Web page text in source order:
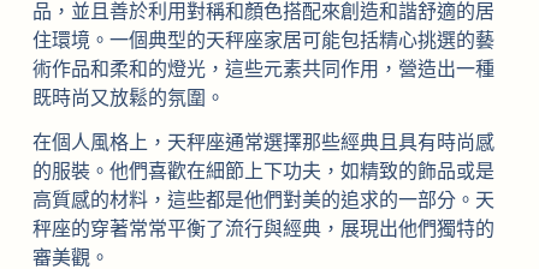
品，並且善於利用對稱和顏色搭配來創造和諧舒適的居
住環境。一個典型的天秤座家居可能包括精心挑選的藝
術作品和柔和的燈光，這些元素共同作用，營造出一種
既時尚又放鬆的氛圍。
在個人風格上，天秤座通常選擇那些經典且具有時尚感
的服裝。他們喜歡在細節上下功夫，如精致的飾品或是
高質感的材料，這些都是他們對美的追求的一部分。天
秤座的穿著常常平衡了流行與經典，展現出他們獨特的
審美觀。